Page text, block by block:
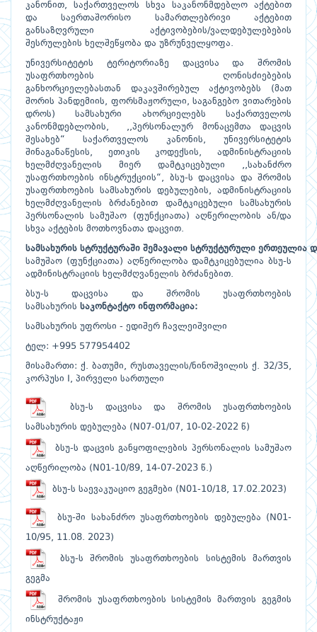
კანონით, საქართველოს სხვა საკანონმდებლო აქტებით
და საერთაშორისო სამართლებრივი აქტებით
განსაზღვრული აქტივობების/ვალდებულებების
შესრულების ხელშეწყობა და უზრუნველყოფა.
უნივერსიტეტის ტერიტორიაზე დაცვისა და შრომის
უსაფრთხოების ღონისძიებების
განხორციელებასთან დაკავშირებულ აქტივობებს (მათ
შორის პანდემიის, ფორსმაჟორული, საგანგებო ვითარების
დროს) სამსახური ახორციელებს საქართველოს
კანონმდებლობის, ,,პერსონალურ მონაცემთა დაცვის
შესახებ“ საქართველოს კანონის, უნივერსიტეტის
შინაგანაწესის, ეთიკის კოდექსის, ადმინისტრაციის
ხელმძღვანელის მიერ დამტკიცებული ,,სახანძრო
უსაფრთხოების ინსტრუქციის“, ბსუ-ს დაცვისა და შრომის
უსაფრთხოების სამსახურის დებულების, ადმინისტრაციის
ხელმძღვანელის ბრძანებით დამტკიცებული სამსახურის
პერსონალის სამუშაო (ფუნქციათა) აღწერილობის ან/და
სხვა აქტების მოთხოვნათა დაცვით.
სამსახურის სტრუქტურაში შემავალი სტრუქტურული ერთეულია
სამუშაო (ფუნქციათა) აღწერილობა დამტკიცებულია ბსუ-ს
ადმინისტრაციის ხელმძღვანელის ბრძანებით.
ბსუ-ს დაცვისა და შრომის უსაფრთხოების
სამსახურის საკონტაქტო ინფორმაცია:
სამსახურის უფროსი - ედიშერ ჩავლეიშვილი
ტელ: +995 577954402
მისამართი: ქ. ბათუმი, რუსთაველის/ნინოშვილის ქ. 32/35,
კორპუსი I, პირველი სართული
ბსუ-ს დაცვისა და შრომის უსაფრთხოების
სამსახურის დებულება (N07-01/07, 10-02-2022 წ)
ბსუ-ს დაცვის განყოფილების პერსონალის სამუშაო
აღწერილობა (N01-10/89, 14-07-2023 წ.)
ბსუ-ს საევაკუაციო გეგმები (N01-10/18, 17.02.2023)
ბსუ-ში სახანძრო უსაფრთხოების დებულება (N01-
10/95, 11.08. 2023)
ბსუ-ს შრომის უსაფრთხოების სისტემის მართვის
გეგმა
შრომის უსაფრთხოების სისტემის მართვის გეგმის
ინსტრუქტაჟი